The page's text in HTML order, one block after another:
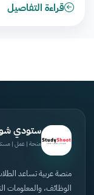
قراءة التفاصيل
ستودي
منحة | عمل |
منصة عربية تساعد
الوظائف، والمعلومات